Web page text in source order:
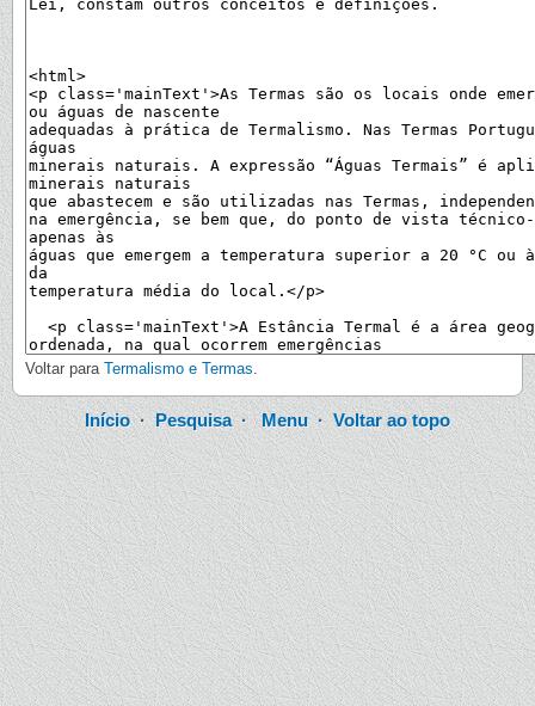
Voltar para Termalismo e Termas.
Início·Pesquisa·Menu· Voltar ao topo